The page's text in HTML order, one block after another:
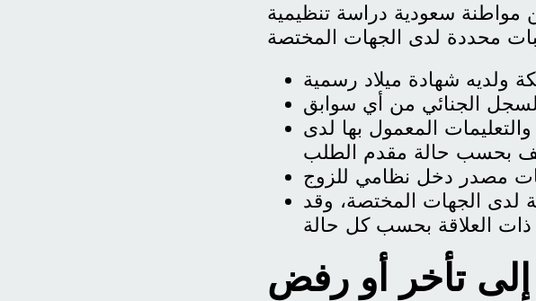
مواطنة سعودية دراسة تنظيمية
المعمول بها لدى
لدى الجهات المختصة، وقد
تأخر أو رفض